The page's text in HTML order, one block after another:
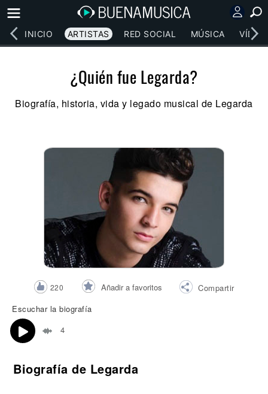
INICIO ARTISTAS RED SOCIAL MÚSICA
¿Quién fue Legarda?
Biografía, historia, vida y legado musical de Legarda
220 Añadir a favoritos
Compartir
Escuchar la biografía
4
Biografía de Legarda